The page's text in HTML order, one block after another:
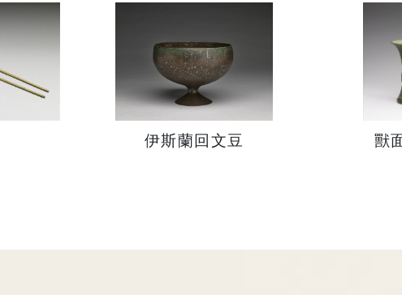
伊斯蘭回文豆 獸